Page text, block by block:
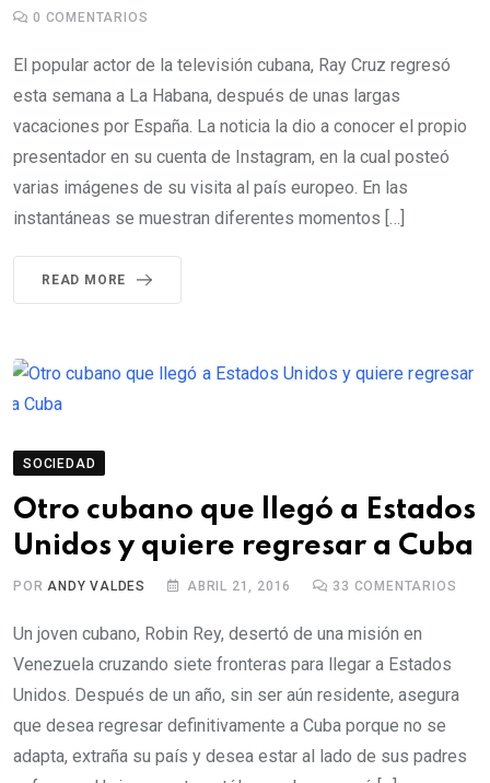
0 COMENTARIOS
El popular actor de la televisión cubana, Ray Cruz regresó
esta semana a La Habana, después de unas largas
vacaciones por España. La noticia la dio a conocer el propio
presentador en su cuenta de Instagram, en la cual posteó
varias imágenes de su visita al país europeo. En las
instantáneas se muestran diferentes momentos […]
READ MORE
SOCIEDAD
Otro cubano que llegó a Estados
Unidos y quiere regresar a Cuba
PORANDY VALDES ABRIL 21, 2016 33 COMENTARIOS
Un joven cubano, Robin Rey, desertó de una misión en
Venezuela cruzando siete fronteras para llegar a Estados
Unidos. Después de un año, sin ser aún residente, asegura
que desea regresar definitivamente a Cuba porque no se
adapta, extraña su país y desea estar al lado de sus padres